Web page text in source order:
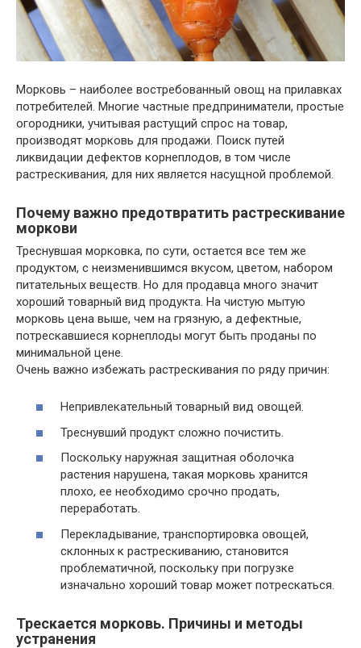
Морковь – наиболее востребованный овощ на прилавках
потребителей. Многие частные предприниматели, простые
огородники, учитывая растущий спрос на товар,
производят морковь для продажи. Поиск путей
ликвидации дефектов корнеплодов, в том числе
растрескивания, для них является насущной проблемой.
Почему важно предотвратить растрескивание
моркови
Треснувшая морковка, по сути, остается все тем же
продуктом, с неизменившимся вкусом, цветом, набором
питательных веществ. Но для продавца много значит
хороший товарный вид продукта. На чистую мытую
морковь цена выше, чем на грязную, а дефектные,
потрескавшиеся корнеплоды могут быть проданы по
минимальной цене.
Очень важно избежать растрескивания по ряду причин:
Непривлекательный товарный вид овощей.
Треснувший продукт сложно почистить.
Поскольку наружная защитная оболочка
растения нарушена, такая морковь хранится
плохо, ее необходимо срочно продать,
переработать.
Перекладывание, транспортировка овощей,
склонных к растрескиванию, становится
проблематичной, поскольку при погрузке
изначально хороший товар может потрескаться.
Трескается морковь. Причины и методы
устранения